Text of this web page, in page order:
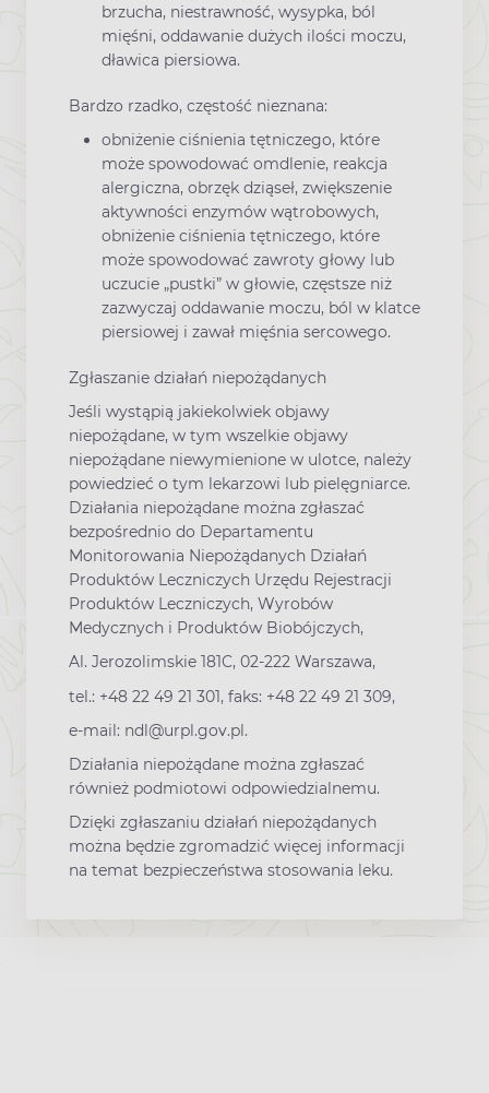
brzucha, niestrawność, wysypka, ból
mięśni, oddawanie dużych ilości moczu,
dławica piersiowa.
Bardzo rzadko, częstość nieznana:
obniżenie ciśnienia tętniczego, które
może spowodować omdlenie, reakcja
alergiczna, obrzęk dziąseł, zwiększenie
aktywności enzymów wątrobowych,
obniżenie ciśnienia tętniczego, które
może spowodować zawroty głowy lub
uczucie „pustki” w głowie, częstsze niż
zazwyczaj oddawanie moczu, ból w klatce
piersiowej i zawał mięśnia sercowego.
Zgłaszanie działań niepożądanych
Jeśli wystąpią jakiekolwiek objawy
niepożądane, w tym wszelkie objawy
niepożądane niewymienione w ulotce, należy
powiedzieć o tym lekarzowi lub pielęgniarce.
Działania niepożądane można zgłaszać
bezpośrednio do Departamentu
Monitorowania Niepożądanych Działań
Produktów Leczniczych Urzędu Rejestracji
Produktów Leczniczych, Wyrobów
Medycznych i Produktów Biobójczych,
Al. Jerozolimskie 181C, 02-222 Warszawa,
tel.: +48 22 49 21 301, faks: +48 22 49 21 309,
e-mail: ndl@urpl.gov.pl.
Działania niepożądane można zgłaszać
również podmiotowi odpowiedzialnemu.
Dzięki zgłaszaniu działań niepożądanych
można będzie zgromadzić więcej informacji
na temat bezpieczeństwa stosowania leku.